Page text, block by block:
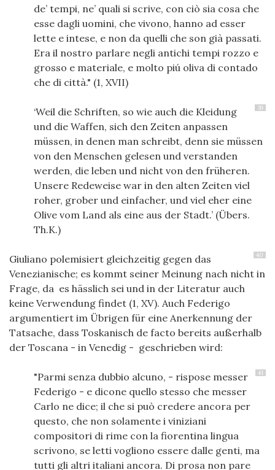
de’ tempi, ne’ quali si scrive, con ciò sia cosa che
esse dagli uomini, che vivono, hanno ad esser
lette e intese, e non da quelli che son già passati.
Era il nostro parlare negli antichi tempi rozzo e
grosso e materiale, e molto piú oliva di contado
che di città." (1, XVII)
39
‘Weil die Schriften, so wie auch die Kleidung
und die Waffen, sich den Zeiten anpassen
müssen, in denen man schreibt, denn sie müssen
von den Menschen gelesen und verstanden
werden, die leben und nicht von den früheren.
Unsere Redeweise war in den alten Zeiten viel
roher, grober und einfacher, und viel eher eine
Olive vom Land als eine aus der Stadt.’ (Übers.
Th.K.)
40
Giuliano polemisiert gleichzeitig gegen das
Venezianische; es kommt seiner Meinung nach nicht in
Frage, da es hässlich sei und in der Literatur auch
keine Verwendung findet (1, XV). Auch Federigo
argumentiert im Übrigen für eine Anerkennung der
Tatsache, dass Toskanisch de facto bereits außerhalb
der Toscana - in Venedig - geschrieben wird:
41
"Parmi senza dubbio alcuno, - rispose messer
Federigo - e dicone quello stesso che messer
Carlo ne dice; il che si può credere ancora per
questo, che non solamente i viniziani
compositori di rime con la fiorentina lingua
scrivono, se letti vogliono essere dalle genti, ma
tutti gli altri italiani ancora. Di prosa non pare